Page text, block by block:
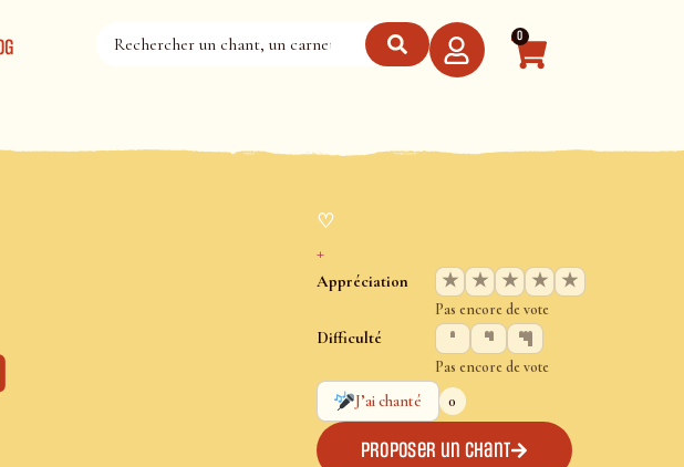
0
♡
+
Appréciation ★ ★ ★ ★ ★
Pas encore de vote
Difficulté
Pas encore de vote
J’ai chanté
0
Proposer un chant